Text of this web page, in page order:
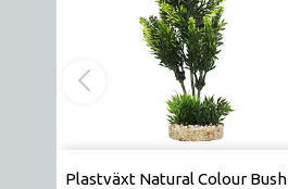
Plastväxt Natural Colour Bush